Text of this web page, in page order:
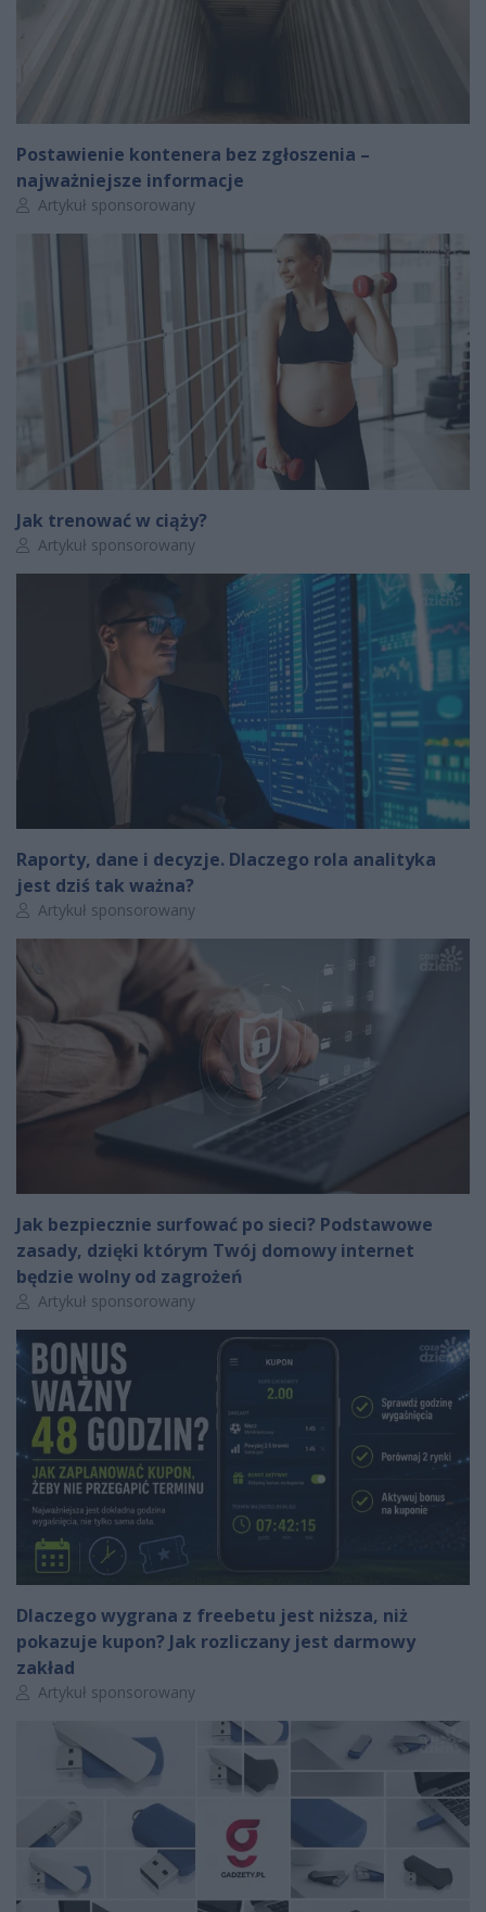
Postawienie kontenera bez zgłoszenia –
najważniejsze informacje
Autor artykułu:
Artykuł sponsorowany
Jak trenować w ciąży?
Autor artykułu:
Artykuł sponsorowany
Raporty, dane i decyzje. Dlaczego rola analityka
jest dziś tak ważna?
Autor artykułu:
Artykuł sponsorowany
Jak bezpiecznie surfować po sieci? Podstawowe
zasady, dzięki którym Twój domowy internet
będzie wolny od zagrożeń
Autor artykułu:
Artykuł sponsorowany
Dlaczego wygrana z freebetu jest niższa, niż
pokazuje kupon? Jak rozliczany jest darmowy
zakład
Autor artykułu:
Artykuł sponsorowany